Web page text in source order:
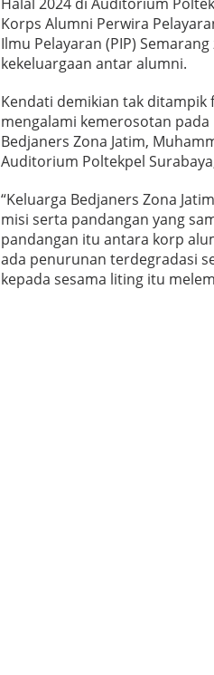
a
w
a
T
u
r
Korps Alumni Perwira
Ilmu Pelayaran (PIP)
kekeluargaan antar alumni.
Kendati demikian tak ditampik
mengalami kemerosotan
Bedjaners Zona Jatim,
Auditorium Poltekpel
“Keluarga Bedjaners Zona
misi serta pandangan yang
pandangan itu antara korp
ada penurunan terdegradasi
kepada sesama liting itu